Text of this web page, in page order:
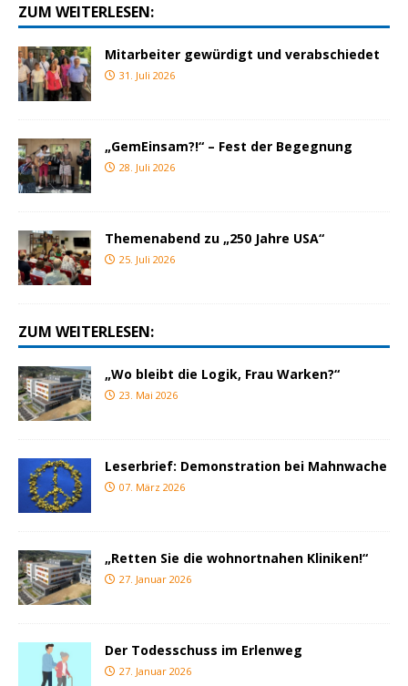
ZUM WEITERLESEN:
Mitarbeiter gewürdigt und verabschiedet
31. Juli 2026
„GemEinsam?!“ – Fest der Begegnung
28. Juli 2026
Themenabend zu „250 Jahre USA“
25. Juli 2026
ZUM WEITERLESEN:
„Wo bleibt die Logik, Frau Warken?“
23. Mai 2026
Leserbrief: Demonstration bei Mahnwache
07. März 2026
„Retten Sie die wohnortnahen Kliniken!“
27. Januar 2026
Der Todesschuss im Erlenweg
27. Januar 2026